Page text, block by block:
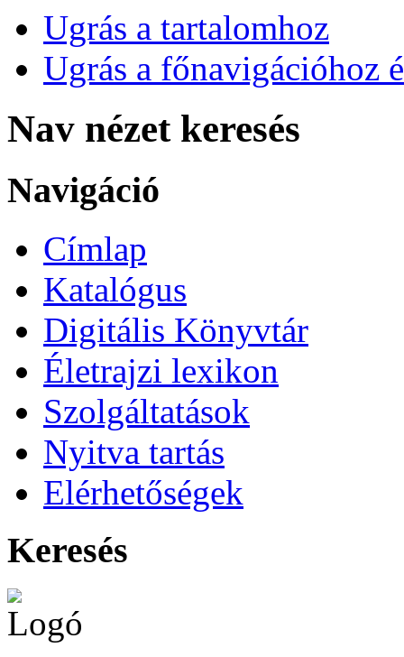
Ugrás a tartalomhoz
Ugrás a főnavigációhoz
Nav nézet keresés
Navigáció
Címlap
Katalógus
Digitális Könyvtár
Életrajzi lexikon
Szolgáltatások
Nyitva tartás
Elérhetőségek
Keresés